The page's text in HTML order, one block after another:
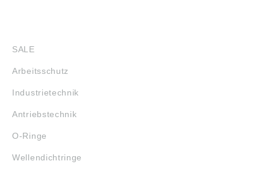
SALE
Arbeitsschutz
Industrietechnik
Antriebstechnik
O-Ringe
Wellendichtringe